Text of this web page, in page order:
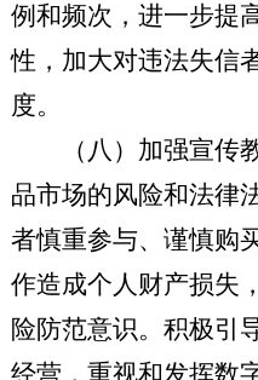
例和频次，进一步提
性，加大对违法失信
度。
（八）加强宣传
品市场的风险和法律
者慎重参与、谨慎购
作造成个人财产损失
险防范意识。积极引
经营，重视和发挥数